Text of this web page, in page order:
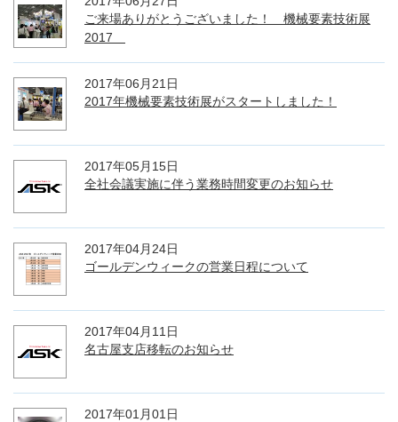
ご来場ありがとうございました！ 機械要素技術展
2017
2017年06月21日
2017年機械要素技術展がスタートしました！
2017年05月15日
全社会議実施に伴う業務時間変更のお知らせ
2017年04月24日
ゴールデンウィークの営業日程について
2017年04月11日
名古屋支店移転のお知らせ
2017年01月01日